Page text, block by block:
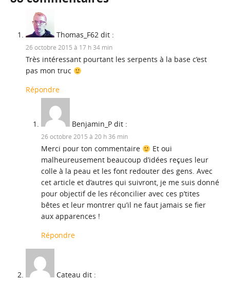
Thomas_F62 dit :
26 octobre 2015 à 17 h 34 min
Très intéressant pourtant les serpents à la base c’est
pas mon truc
Répondre
Benjamin_P dit :
26 octobre 2015 à 20 h 36 min
Merci pour ton commentaire
Et oui
malheureusement beaucoup d’idées reçues leur
colle à la peau et les font redouter des gens. Avec
cet article et d’autres qui suivront, je me suis donné
pour objectif de les réconcilier avec ces p’tites
bêtes et leur montrer qu’il ne faut jamais se fier
aux apparences !
Répondre
Cateau dit :